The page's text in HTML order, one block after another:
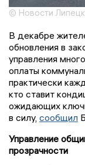
© Новости
В декабре
обновления в
управления
оплаты
практически
кто ставит
ожидающих
в силу, сообщил
Управление
прозрачности